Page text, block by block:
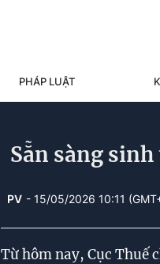
PHÁP LUẬT
Sẵn sàng
PV - 15/05/2026 10:11
Từ hôm nay, Cục Thuế